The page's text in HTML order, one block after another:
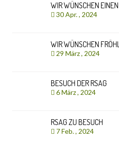
WIR WÜNSCHEN
30 Apr. , 2024
WIR WÜNSCHEN
29 März , 2024
BESUCH DER RSAG
6 März , 2024
RSAG ZU BESUCH
7 Feb. , 2024